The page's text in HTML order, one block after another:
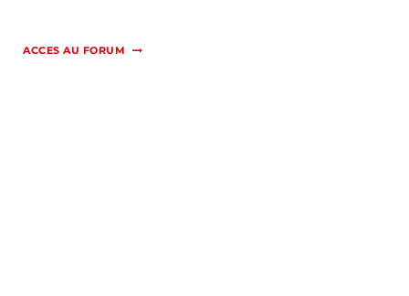
ACCES AU FORUM